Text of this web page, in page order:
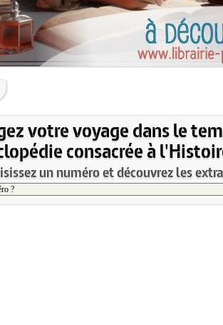
votre voyage dans le
consacrée à
un numéro et découvrez les